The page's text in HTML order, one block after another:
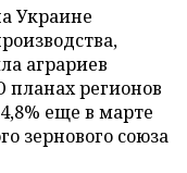
Украине
аграриев
планах регионов
еще в марте
зернового союза